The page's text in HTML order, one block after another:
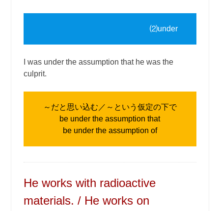
⑵under
I was under the assumption that he was the
culprit.
～だと思い込む／～という仮定の下で
be under the assumption that
be under the assumption of
He works with radioactive
materials. / He works on